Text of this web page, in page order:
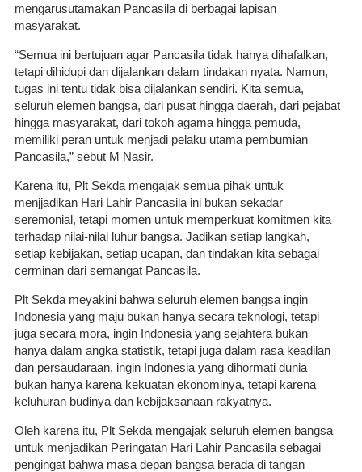
mengarusutamakan Pancasila di berbagai lapisan
masyarakat.
“Semua ini bertujuan agar Pancasila tidak hanya dihafalkan,
tetapi dihidupi dan dijalankan dalam tindakan nyata. Namun,
tugas ini tentu tidak bisa dijalankan sendiri. Kita semua,
seluruh elemen bangsa, dari pusat hingga daerah, dari pejabat
hingga masyarakat, dari tokoh agama hingga pemuda,
memiliki peran untuk menjadi pelaku utama pembumian
Pancasila,” sebut M Nasir.
Karena itu, Plt Sekda mengajak semua pihak untuk
menjjadikan Hari Lahir Pancasila ini bukan sekadar
seremonial, tetapi momen untuk memperkuat komitmen kita
terhadap nilai-nilai luhur bangsa. Jadikan setiap langkah,
setiap kebijakan, setiap ucapan, dan tindakan kita sebagai
cerminan dari semangat Pancasila.
Plt Sekda meyakini bahwa seluruh elemen bangsa ingin
Indonesia yang maju bukan hanya secara teknologi, tetapi
juga secara mora, ingin Indonesia yang sejahtera bukan
hanya dalam angka statistik, tetapi juga dalam rasa keadilan
dan persaudaraan, ingin Indonesia yang dihormati dunia
bukan hanya karena kekuatan ekonominya, tetapi karena
keluhuran budinya dan kebijaksanaan rakyatnya.
Oleh karena itu, Plt Sekda mengajak seluruh elemen bangsa
untuk menjadikan Peringatan Hari Lahir Pancasila sebagai
pengingat bahwa masa depan bangsa berada di tangan